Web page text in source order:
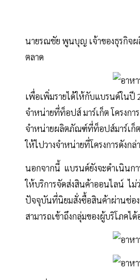
นายรณชัย พูนบุญ เจ้าของธุรกิจผ
ตลาด
เพื่อเพิ่มรายได้ให้กับแบรนด์ในปี
จำหน่ายที่ท็อปส์ มาร์เก็ต โครงก
จำหน่ายผลิตภัณฑ์ที่ท็อปส์มาร์เก็
ให้ไปวางจำหน่ายที่โครงการดังกล่
นอกจากนี้ แบรนด์ยังจะดำเนินก
ให้บริการจัดส่งสินค้าออนไลน์ ไ
ปัจจุบันที่นิยมสั่งซื้อสินค้าผ่านช่อ
สามารถเข้าถึงกลุ่มของผู้บริโภค